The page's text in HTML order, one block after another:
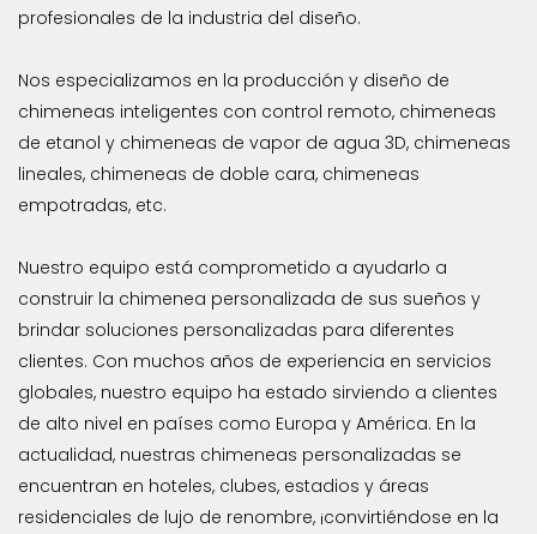
profesionales de la industria del diseño.
Nos especializamos en la producción y diseño de
chimeneas inteligentes con control remoto, chimeneas
de etanol y chimeneas de vapor de agua 3D, chimeneas
lineales, chimeneas de doble cara, chimeneas
empotradas, etc.
Nuestro equipo está comprometido a ayudarlo a
construir la chimenea personalizada de sus sueños y
brindar soluciones personalizadas para diferentes
clientes. Con muchos años de experiencia en servicios
globales, nuestro equipo ha estado sirviendo a clientes
de alto nivel en países como Europa y América. En la
actualidad, nuestras chimeneas personalizadas se
encuentran en hoteles, clubes, estadios y áreas
residenciales de lujo de renombre, ¡convirtiéndose en la